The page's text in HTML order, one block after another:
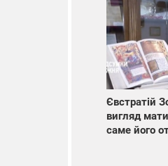
Євстратій
вигляд
саме його